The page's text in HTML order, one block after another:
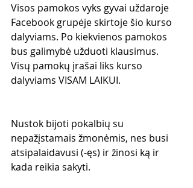
Visos pamokos vyks gyvai uždaroje
Facebook grupėje skirtoje šio kurso
dalyviams. Po kiekvienos pamokos
bus galimybė užduoti klausimus.
Visų pamokų įrašai liks kurso
dalyviams VISAM LAIKUI.
Nustok bijoti pokalbių su
nepažįstamais žmonėmis, nes busi
atsipalaidavusi (-ęs) ir žinosi ką ir
kada reikia sakyti.